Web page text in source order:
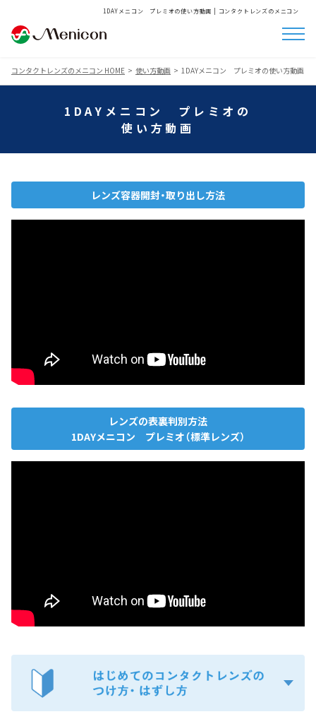
1DAYメニコン プレミオの使い方動画 | コンタクトレンズのメニコン
コンタクトレンズのメニコン HOME 使い方動画 1DAYメニコン プレミオの使い方動画
1DAYメニコン プレミオの
使い方動画
レンズ容器開封・取り出し方法
レンズの表裏判別方法
1DAYメニコン プレミオ（標準レンズ）